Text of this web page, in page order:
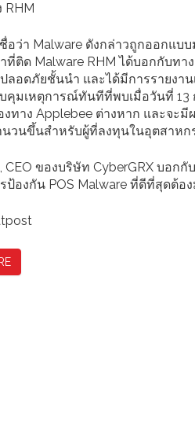
RHM
ชื่อว่า Malware ดังกล่าวถูกออกแ
ที่ติด Malware RHM ได้บอกกับท
ลอดภัยชั้นนำ และได้มีการรายงา
คุมเหตุการณ์ทันทีที่พบเมื่อวันที่ 13
งทาง Applebee ต่างหาก และจะ
นวนขึ้นสำหรับผู้ที่ลงทุนในอุตสาหก
CEO ของบริษัท CyberGRX บอ
ป้องกัน POS Malware ที่ดีที่สุดต้อ